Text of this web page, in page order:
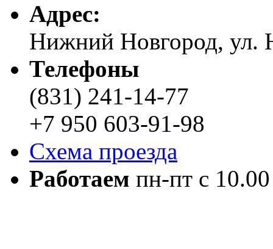
Адреc:
Нижний Новгород, ул.
Телефоны
(831) 241-14-77
+7 950 603-91-98
Схема проезда
Работаем пн-пт с